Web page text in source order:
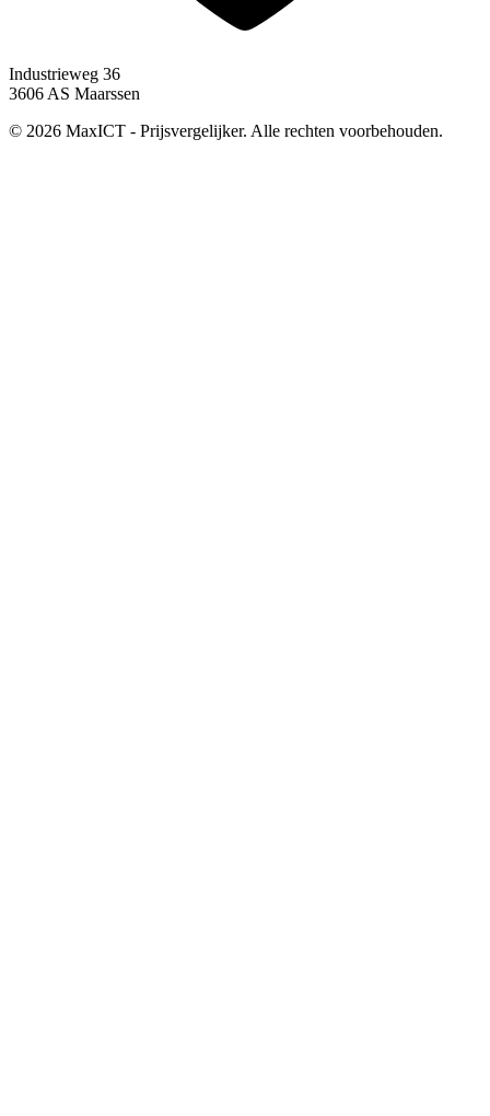
Industrieweg 36
3606 AS Maarssen
© 2026 MaxICT - Prijsvergelijker. Alle rechten voorbehouden.